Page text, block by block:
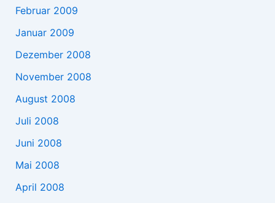
Februar 2009
Januar 2009
Dezember 2008
November 2008
August 2008
Juli 2008
Juni 2008
Mai 2008
April 2008